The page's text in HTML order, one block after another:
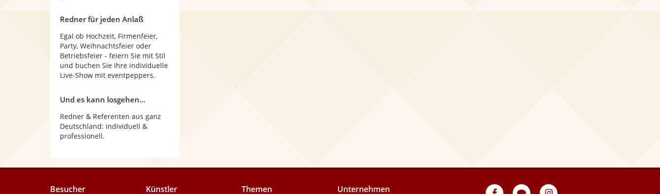
Redner für jeden Anlaß
Egal ob Hochzeit, Firmenfeier,
Party, Weihnachtsfeier oder
Betriebsfeier - feiern Sie mit Stil
und buchen Sie Ihre individuelle
Live-Show mit eventpeppers.
Und es kann losgehen...
Redner & Referenten aus ganz
Deutschland: individuell &
professionell.
eventpeppersBlog eventpeppers
Besucher Künstler Themen Unternehmen